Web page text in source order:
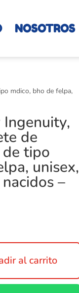
NOSOTROS
mdico, bho de felpa,
de
de tipo
unisex,
–
al carrito